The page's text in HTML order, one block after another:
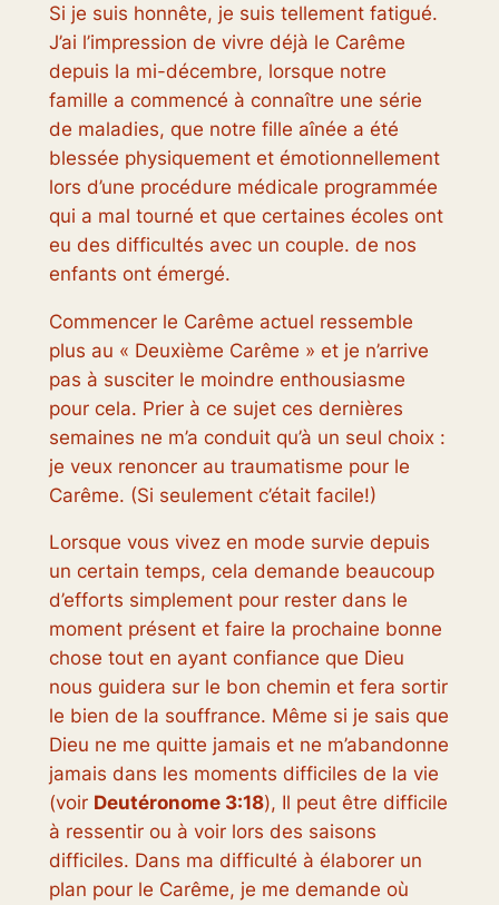
Si je suis honnête, je suis tellement fatigué.
J’ai l’impression de vivre déjà le Carême
depuis la mi-décembre, lorsque notre
famille a commencé à connaître une série
de maladies, que notre fille aînée a été
blessée physiquement et émotionnellement
lors d’une procédure médicale programmée
qui a mal tourné et que certaines écoles ont
eu des difficultés avec un couple. de nos
enfants ont émergé.
Commencer le Carême actuel ressemble
plus au « Deuxième Carême » et je n’arrive
pas à susciter le moindre enthousiasme
pour cela. Prier à ce sujet ces dernières
semaines ne m’a conduit qu’à un seul choix :
je veux renoncer au traumatisme pour le
Carême. (Si seulement c’était facile!)
Lorsque vous vivez en mode survie depuis
un certain temps, cela demande beaucoup
d’efforts simplement pour rester dans le
moment présent et faire la prochaine bonne
chose tout en ayant confiance que Dieu
nous guidera sur le bon chemin et fera sortir
le bien de la souffrance. Même si je sais que
Dieu ne me quitte jamais et ne m’abandonne
jamais dans les moments difficiles de la vie
(voir Deutéronome 3:18), Il peut être difficile
à ressentir ou à voir lors des saisons
difficiles. Dans ma difficulté à élaborer un
plan pour le Carême, je me demande où